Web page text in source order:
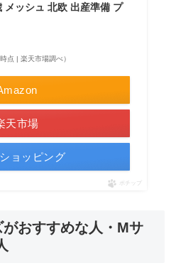
メッシュ 北欧 出産準備 プ
点 | 楽天市場調べ）
天市場
ョッピング
ポチップ
おすすめな人・Mサ